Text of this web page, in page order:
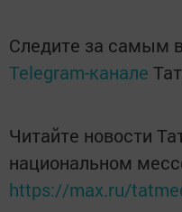
Следите за самым
Telegram-канале
Читайте новости
национальном
https://max.ru/